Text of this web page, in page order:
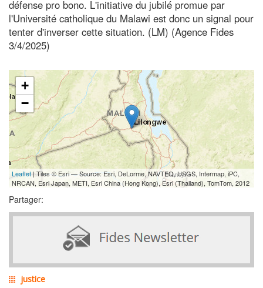
défense pro bono. L'initiative du jubilé promue par
l'Université catholique du Malawi est donc un signal pour
tenter d'inverser cette situation. (LM) (Agence Fides
3/4/2025)
+
−
Leaflet| Tiles © Esri — Source: Esri, DeLorme, NAVTEQ, USGS, Intermap, iPC,
NRCAN, Esri Japan, METI, Esri China (Hong Kong), Esri (Thailand), TomTom, 2012
Partager:
justice